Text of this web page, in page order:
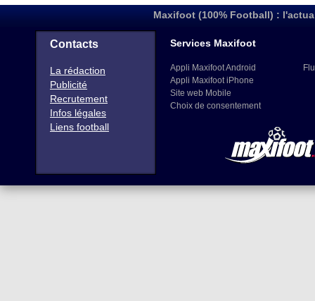
Maxifoot (100% Football) :
Contacts
La rédaction
Publicité
Recrutement
Infos légales
Liens football
Services Maxifoot
Appli Maxifoot Android
Appli Maxifoot iPhone
Site web Mobile
Choix de consentement